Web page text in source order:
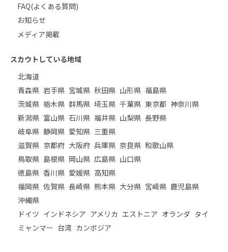
FAQ(よくある質問)
お知らせ
メディア掲載
スカウトしている地域
北海道
青森県 岩手県 宮城県 秋田県 山形県 福島県
茨城県 栃木県 群馬県 埼玉県 千葉県 東京都 神奈川県
新潟県 富山県 石川県 福井県 山梨県 長野県
岐阜県 静岡県 愛知県 三重県
滋賀県 京都府 大阪府 兵庫県 奈良県 和歌山県
鳥取県 島根県 岡山県 広島県 山口県
徳島県 香川県 愛媛県 高知県
福岡県 佐賀県 長崎県 熊本県 大分県 宮崎県 鹿児島県
沖縄県
ドイツ インドネシア アメリカ エストニア オランダ タイ
ミャンマー 台湾 カンボジア